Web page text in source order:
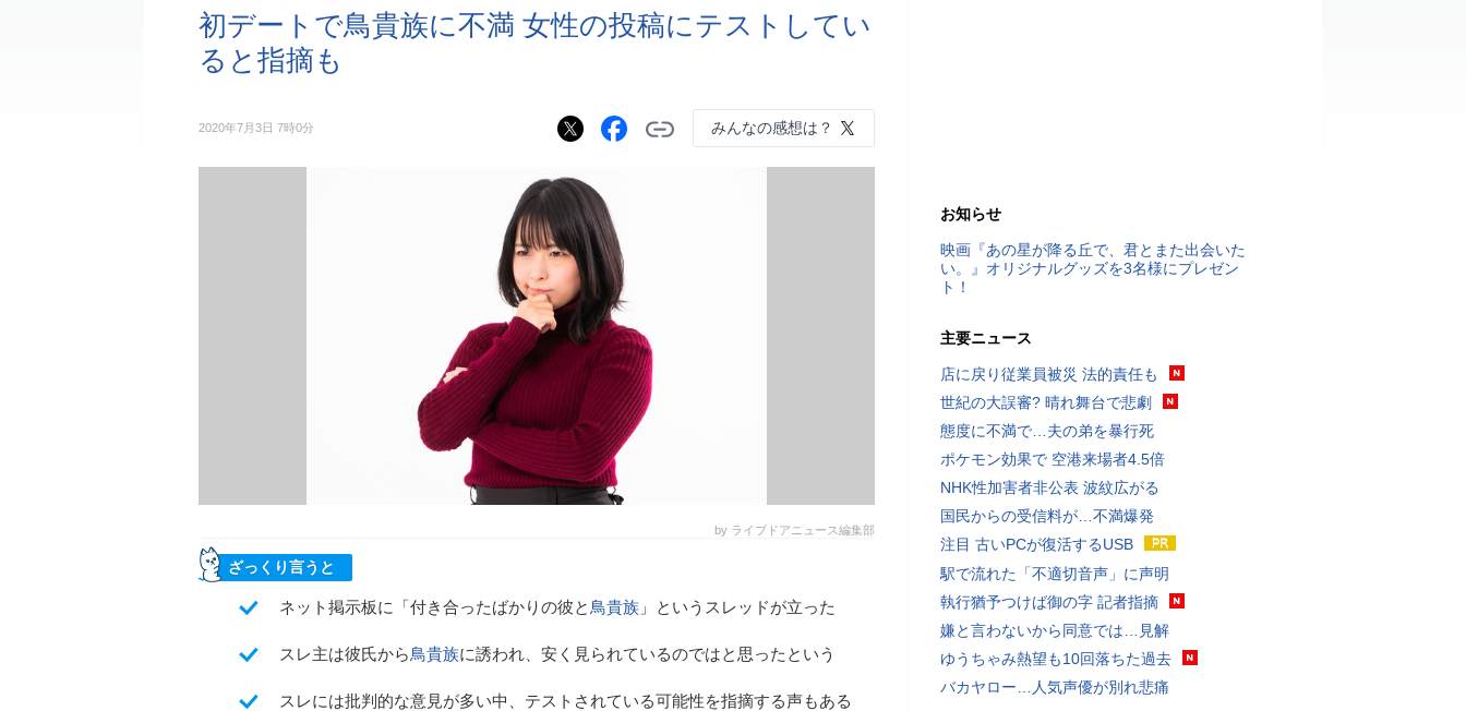
初デートで鳥貴族に不満 女性の投稿にテストしてい
ると指摘も
2020年7月3日 7時0分 みんなの感想は？
by ライブドアニュース編集部
ざっくり言うと
ネット掲示板に「付き合ったばかりの彼と 鳥貴族 」というスレッドが立った
スレ主は彼氏から鳥貴族に誘われ、安く見られているのではと思ったという
スレには批判的な意見が多い中、テストされている可能性を指摘する声もある
お知らせ
映画『あの星が降る丘で、君とまた出会いた
い。』オリジナルグッズを3名様にプレゼン
ト！
主要ニュース
店に戻り従業員被災 法的責任も
世紀の大誤審? 晴れ舞台で悲劇
態度に不満で…夫の弟を暴行死
ポケモン効果で 空港来場者4.5倍
NHK性加害者非公表 波紋広がる
国民からの受信料が…不満爆発
注目 古いPCが復活するUSB
駅で流れた「不適切音声」に声明
執行猶予つけば御の字 記者指摘
嫌と言わないから同意では…見解
ゆうちゃみ熱望も10回落ちた過去
バカヤロー…人気声優が別れ悲痛